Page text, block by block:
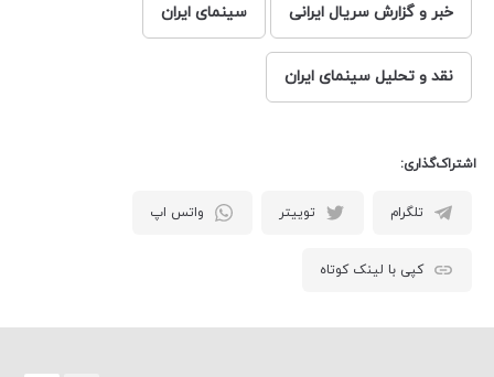
خبر و گزارش سریال ایرانی سینمای ایران
نقد و تحلیل سینمای ایران
اشتراک‌گذاری:
تلگرام توییتر واتس اپ
کپی با لینک کوتاه